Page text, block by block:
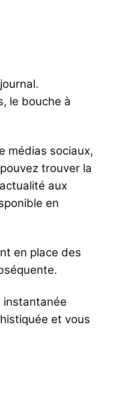
le bouche à
médias sociaux,
trouver la
aux
en
en place des
instantanée
et vous